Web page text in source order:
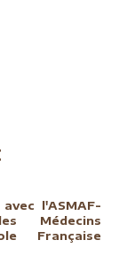
l'ASMAF-
Médecins
Française